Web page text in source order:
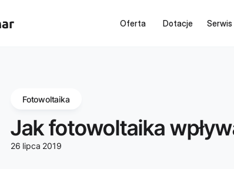
Oferta Dotacje Serwis
Fotowoltaika
Jak fotowoltaika
26 lipca 2019